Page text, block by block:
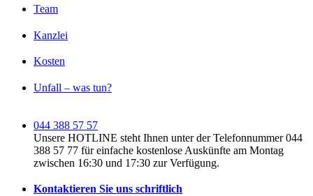
Team
Kanzlei
Kosten
Unfall – was tun?
044 388 57 57
Unsere HOTLINE steht Ihnen unter der Telefonnummer 044
388 57 77 für einfache kostenlose Auskünfte am Montag
zwischen 16:30 und 17:30 zur Verfügung.
Kontaktieren Sie uns schriftlich